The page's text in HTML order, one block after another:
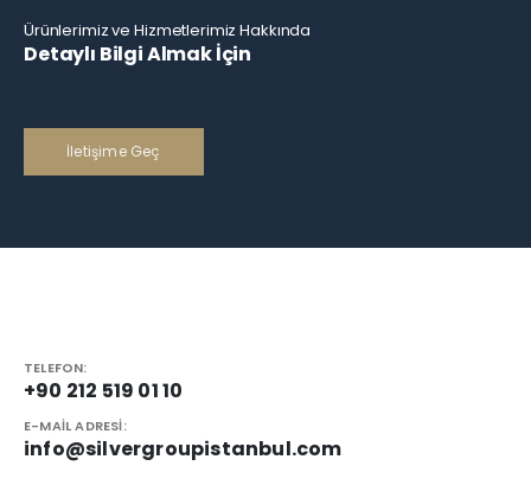
Ürünlerimiz ve Hizmetlerimiz Hakkında
Detaylı Bilgi Almak İçin
İletişime Geç
TELEFON:
+90 212 519 01 10
E-MAIL ADRESI:
info@silvergroupistanbul.com